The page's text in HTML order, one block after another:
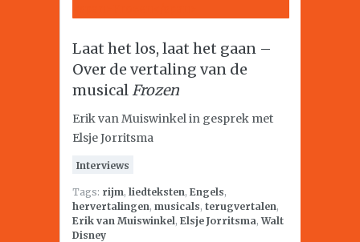
Laat het los, laat het gaan –
Over de vertaling van de
musical Frozen
Erik van Muiswinkel in gesprek met
Elsje Jorritsma
Interviews
Tags: rijm, liedteksten, Engels,
hervertalingen, musicals, terugvertalen,
Erik van Muiswinkel , Elsje Jorritsma,Walt
Disney